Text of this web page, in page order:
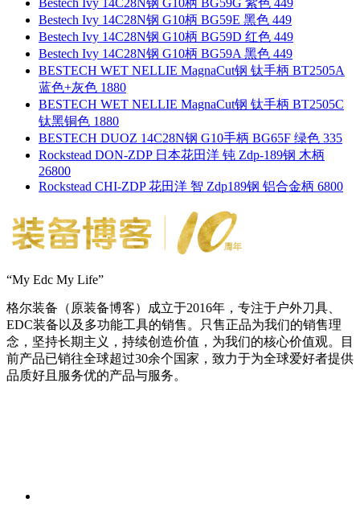
Bestech Ivy 14C28N钢 G10柄 BG59E 黑色 449
Bestech Ivy 14C28N钢 G10柄 BG59D 红色 449
Bestech Ivy 14C28N钢 G10柄 BG59A 黑色 449
BESTECH WET NELLIE MagnaCut钢 钛手柄 BT2505A
蓝色+灰色 1880
BESTECH WET NELLIE MagnaCut钢 钛手柄 BT2505C
钛黑铜色 1880
BESTECH DUOZ 14C28N钢 G10手柄 BG65F 绿色 335
Rockstead DON-ZDP 日本花田洋 钝 Zdp-189钢 木柄
26800
Rockstead CHI-ZDP 花田洋 智 Zdp189钢 铝合金柄 6800
“My Edc My Life”
格尔装备（原装备博客）成立于2016年，专注于户外刀具、
EDC装备以及多功能工具的销售。只售正品为我们的销售理
念，坚持长期主义，持续创造价值，为我们的核心价值观。目
前产品已销往全球超过30余个国家，致力于为全球爱好者提供
品质好且服务优的产品与服务。